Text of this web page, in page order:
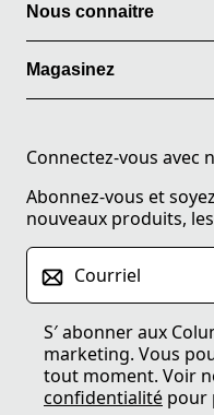
Nous connaitre
Magasinez
Connectez-vous avec
Abonnez-vous et
nouveaux produits,
Courriel
S′ abonner aux
marketing. Vous
tout moment. Voir
confidentialité pour